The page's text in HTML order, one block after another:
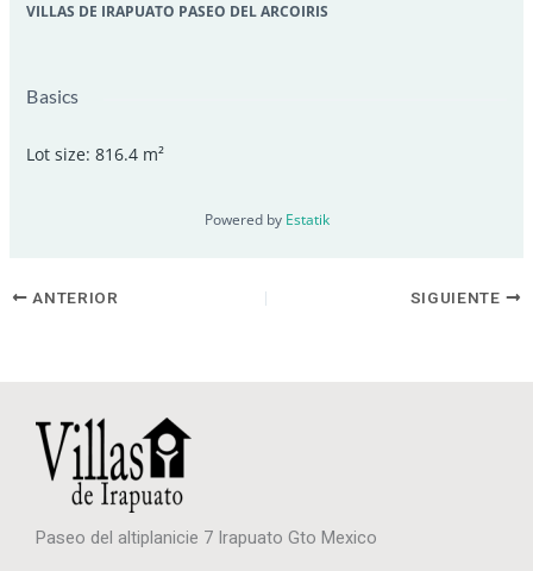
VILLAS DE IRAPUATO PASEO DEL ARCOIRIS
Basics
Lot size: 816.4 m²
Powered by Estatik
ANTERIOR SIGUIENTE
Paseo del altiplanicie 7 Irapuato Gto Mexico